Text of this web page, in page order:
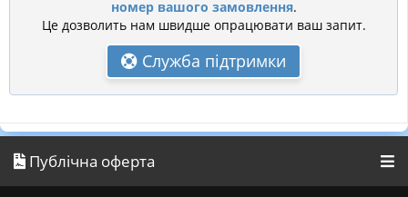
номер вашого замовлення.
Це дозволить нам швидше опрацювати ваш запит.
Служба підтримки
Публічна оферта